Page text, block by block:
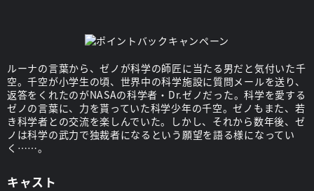
ルーナの言葉から、ゼノが科学の師匠に当たる男だと気付いた千
空。千空が小学生の頃、世界中の科学施設に質問メールを送り、
返答をくれたのがNASAの科学者・Dr.ゼノだった。科学を愛する
ゼノの言葉に、力を貰っていた科学少年の千空。ゼノもまた、若
き科学者との交流を楽しんでいた。しかし、それから数年後、ゼ
ノは科学の武力で独裁者になるという願望を語る様になってい
く……。
キャスト